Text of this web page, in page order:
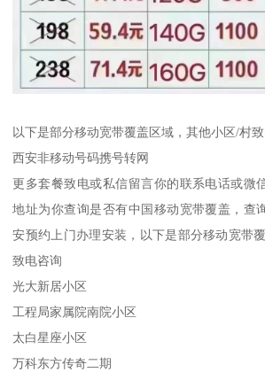
以下是部分移动宽带覆盖区域，其他小区/村
西安非移动号码携号转网
更多套餐致电或私信留言你的联系电话或微
地址为你查询是否有中国移动宽带覆盖，查
安预约上门办理安装，以下是部分移动宽带
致电咨询
光大新居小区
工程局家属院南院小区
太白星座小区
万科东方传奇二期